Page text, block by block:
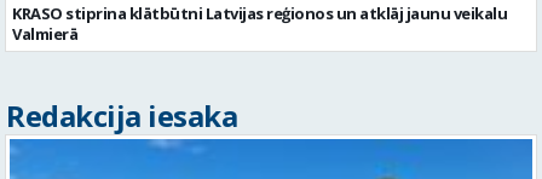
KRASO stiprina klātbūtni Latvijas reģionos un atklāj jaunu veikalu
Valmierā
Redakcija iesaka